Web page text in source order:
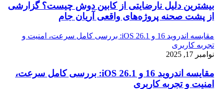
بیشترین دلیل نارضایتی از کابین دوش چیست؟ گزارشی
از پشت صحنه پروژه‌های واقعی آریان جام
مقایسه اندروید 16 و iOS 26.1: بررسی کامل سرعت، امنیت و
تجربه کاربری
نوامبر 17, 2025
مقایسه اندروید 16 و iOS 26.1: بررسی کامل سرعت،
امنیت و تجربه کاربری